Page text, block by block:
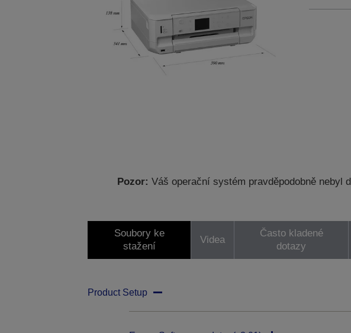
Pozor: Váš operační systém pravděpodobně
Soubory ke
stažení
Videa
Často kladené
dotazy
Product Setup